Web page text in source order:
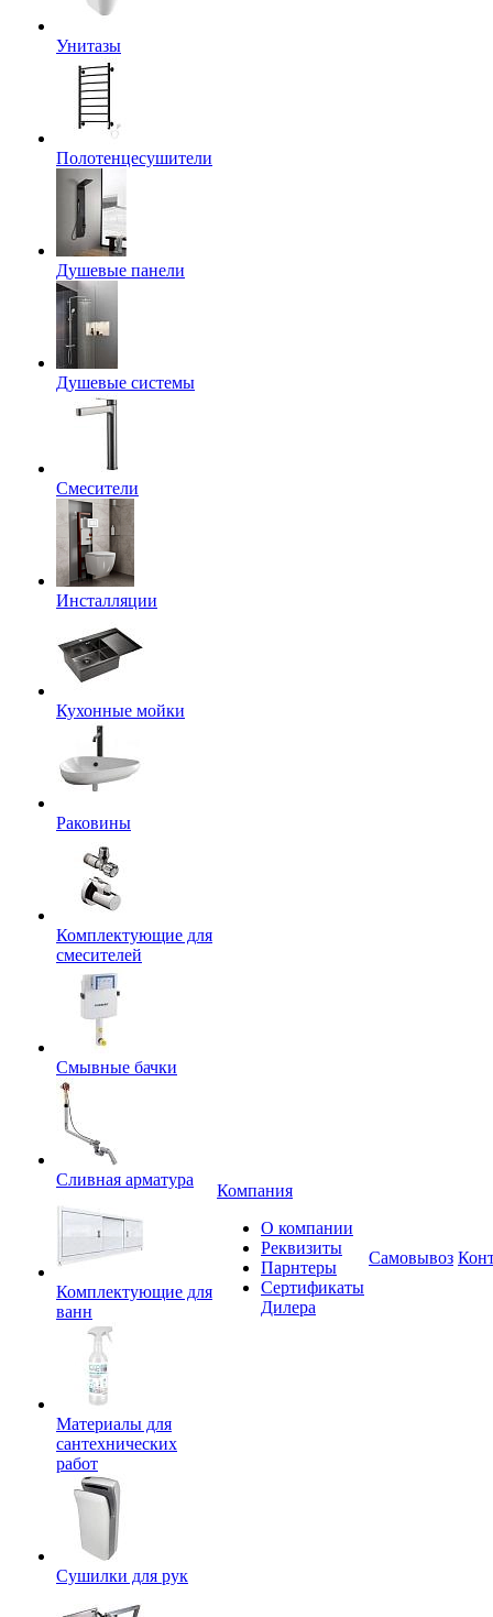
Унитазы
Полотенцесушители
Душевые панели
Душевые системы
Смесители
Инсталляции
Кухонные мойки
Раковины
Комплектующие для
смесителей
Смывные бачки
Сливная арматура
Комплектующие для
ванн
Материалы для
сантехнических
работ
Сушилки для рук
Компания
О компании
Реквизиты
Парнтеры
Сертификаты
Дилера
Самовывоз